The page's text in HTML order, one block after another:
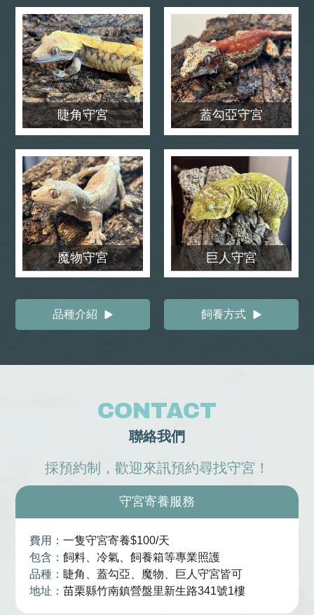
睫角守宮 蓋勾亞守宮
魔物守宮 巨人守宮
品種介紹 飼養方式
CONTACT
聯絡我們
採預約制， 歡迎來訊預約尋找守宮！
守宮寄養服務
費用：一隻守宮寄養$100/天
包含：飼料、冷氣、飼養箱等專業照護
品種： 睫角、蓋勾亞、魔物、巨人守宮皆可
地址：苗栗縣竹南鎮營盤里新生路341號1樓